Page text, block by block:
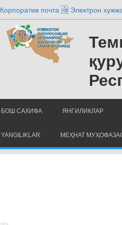
Корпоратив почта Электрон
БОШ САХИФА ЯНГИЛИКЛАР
YANGILIKLAR МЕҲНАТ